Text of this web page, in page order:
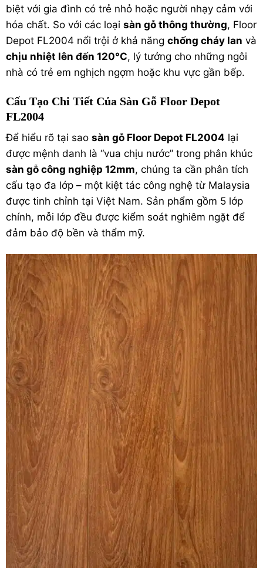
biệt với gia đình có trẻ nhỏ hoặc người nhạy cảm với
hóa chất. So với các loại sàn gỗ thông thường, Floor
Depot FL2004 nổi trội ở khả năng chống cháy lan và
chịu nhiệt lên đến 120°C, lý tưởng cho những ngôi
nhà có trẻ em nghịch ngợm hoặc khu vực gần bếp.
Cấu Tạo Chi Tiết Của Sàn Gỗ Floor Depot
FL2004
Để hiểu rõ tại sao sàn gỗ Floor Depot FL2004 lại
được mệnh danh là “vua chịu nước” trong phân khúc
sàn gỗ công nghiệp 12mm, chúng ta cần phân tích
cấu tạo đa lớp – một kiệt tác công nghệ từ Malaysia
được tinh chỉnh tại Việt Nam. Sản phẩm gồm 5 lớp
chính, mỗi lớp đều được kiểm soát nghiêm ngặt để
đảm bảo độ bền và thẩm mỹ.